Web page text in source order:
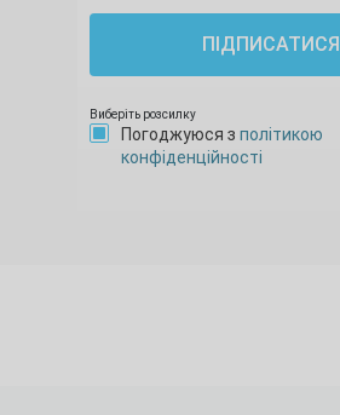
ПІДПИСАТИСЯ
Виберіть розсилку
Погоджуюся з політикою
конфіденційності